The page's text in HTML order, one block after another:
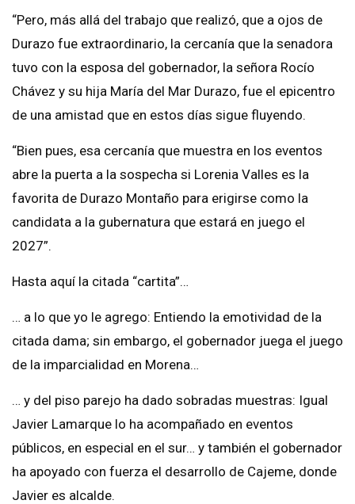
“Pero, más allá del trabajo que realizó, que a ojos de
Durazo fue extraordinario, la cercanía que la senadora
tuvo con la esposa del gobernador, la señora Rocío
Chávez y su hija María del Mar Durazo, fue el epicentro
de una amistad que en estos días sigue fluyendo.
“Bien pues, esa cercanía que muestra en los eventos
abre la puerta a la sospecha si Lorenia Valles es la
favorita de Durazo Montaño para erigirse como la
candidata a la gubernatura que estará en juego el
2027”.
Hasta aquí la citada “cartita”…
… a lo que yo le agrego: Entiendo la emotividad de la
citada dama; sin embargo, el gobernador juega el juego
de la imparcialidad en Morena…
… y del piso parejo ha dado sobradas muestras: Igual
Javier Lamarque lo ha acompañado en eventos
públicos, en especial en el sur… y también el gobernador
ha apoyado con fuerza el desarrollo de Cajeme, donde
Javier es alcalde.